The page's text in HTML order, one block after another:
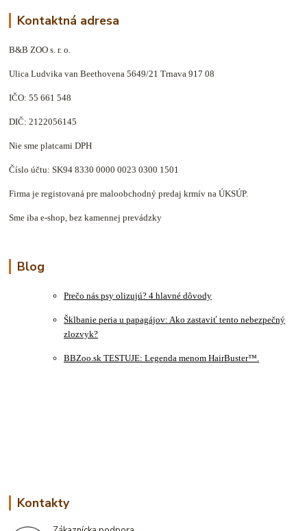
Kontaktná adresa
B&B ZOO s. r. o.
Ulica Ludvika van Beethovena 5649/21 Trnava 917 08
IČO: 55 661 548
DIČ: 2122056145
Nie sme platcami DPH
Číslo účtu: SK94 8330 0000 0023 0300 1501
Firma je registovaná pre maloobchodný predaj krmív na ÚKSÚP.
Sme iba e-shop, bez kamennej prevádzky
Blog
Prečo nás psy olizujú? 4 hlavné dôvody
Šklbanie peria u papagájov: Ako zastaviť tento nebezpečný
zlozvyk?
BBZoo.sk TESTUJE: Legenda menom HairBuster™.
Kontakty